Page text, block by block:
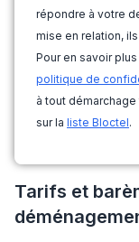
répondre à votre
mise en relation,
Pour en savoir
politique de
à tout
sur la liste Bloctel.
Tarifs et